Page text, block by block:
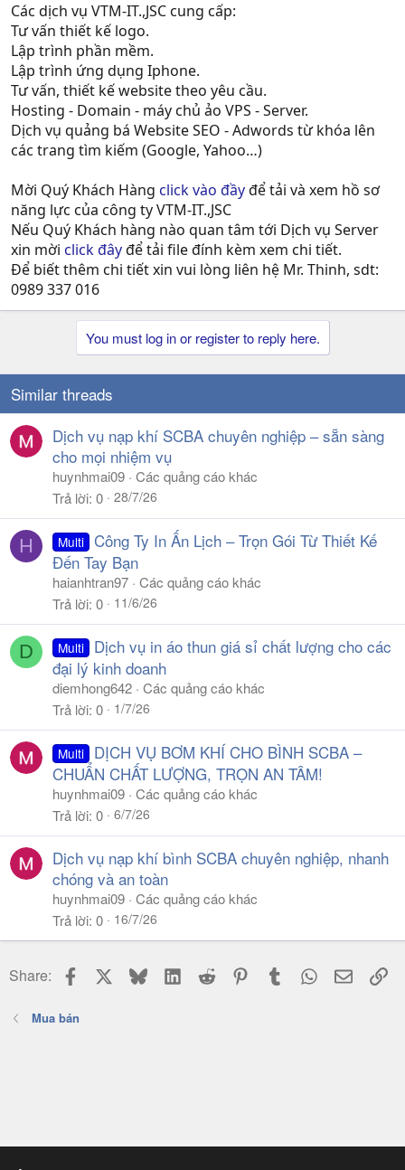
Các dịch vụ VTM-IT.,JSC cung cấp:
Tư vấn thiết kế logo.
Lập trình phần mềm.
Lập trình ứng dụng Iphone.
Tư vấn, thiết kế website theo yêu cầu.
Hosting - Domain - máy chủ ảo VPS - Server.
Dịch vụ quảng bá Website SEO - Adwords từ khóa lên
các trang tìm kiếm (Google, Yahoo…)
Mời Quý Khách Hàng click vào đầyđể tải và xem hồ sơ
năng lực của công ty VTM-IT.,JSC
Nếu Quý Khách hàng nào quan tâm tới Dịch vụ Server
xin mời click đâyđể tải file đính kèm xem chi tiết.
Để biết thêm chi tiết xin vui lòng liên hệ Mr. Thinh, sdt:
0989 337 016
You must log in or register to reply here.
Similar threads
Dịch vụ nạp khí SCBA chuyên nghiệp – sẵn sàng
cho mọi nhiệm vụ
huynhmai09 Các quảng cáo khác
Trả lời 0 28/7/26
H Multi Công Ty In Ấn Lịch – Trọn Gói Từ Thiết Kế
Đến Tay Bạn
haianhtran97 Các quảng cáo khác
Trả lời 0 11/6/26
D Multi
Dịch vụ in áo thun giá sỉ chất lượng cho các
đại lý kinh doanh
diemhong642 Các quảng cáo khác
Trả lời 0 1/7/26
Multi
DỊCH VỤ BƠM KHÍ CHO BÌNH SCBA –
CHUẨN CHẤT LƯỢNG, TRỌN AN TÂM!
huynhmai09 Các quảng cáo khác
Trả lời 0 6/7/26
Dịch vụ nạp khí bình SCBA chuyên nghiệp, nhanh
chóng và an toàn
huynhmai09 Các quảng cáo khác
Trả lời 0 16/7/26
Share: Facebook BlueskyLinkedIn
Reddit PinterestTumblr WhatsApp
Email
Mua bán